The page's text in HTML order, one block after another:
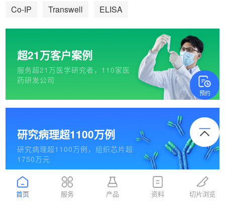
预约
Co-IP
Transwell ELISA
超21万客户案例
服务超21万医学研究者，110家医
药研发公司
研究病理超1100万例
研究病理超1100万例，组织芯片超
1750万元
首页 服务 产品 资料 切片浏览